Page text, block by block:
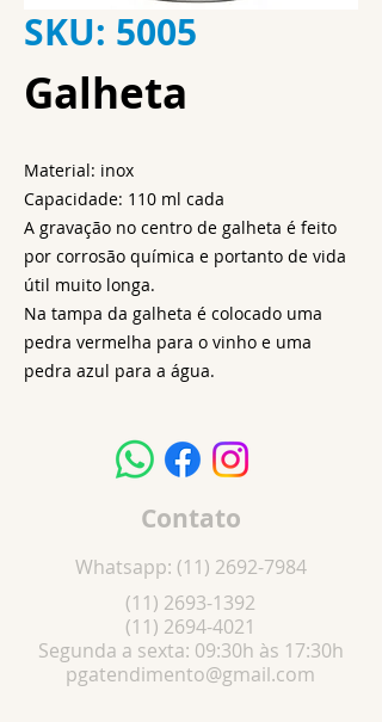
SKU: 5005
Galheta
Material: inox
Capacidade: 110 ml cada
A gravação no centro de galheta é feito
por corrosão química e portanto de vida
útil muito longa.
Na tampa da galheta é colocado uma
pedra vermelha para o vinho e uma
pedra azul para a água.
Contato
Whatsapp: (11) 2692-7984
(11) 2693-1392
(11) 2694-4021
Segunda a sexta: 09:30h às 17:30h
pgatendimento@gmail.com